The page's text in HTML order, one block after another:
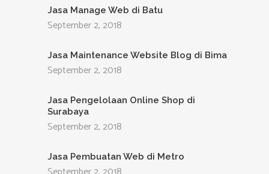
Jasa Manage Web di Batu
September 2, 2018
Jasa Maintenance Website Blog di Bima
September 2, 2018
Jasa Pengelolaan Online Shop di
Surabaya
September 2, 2018
Jasa Pembuatan Web di Metro